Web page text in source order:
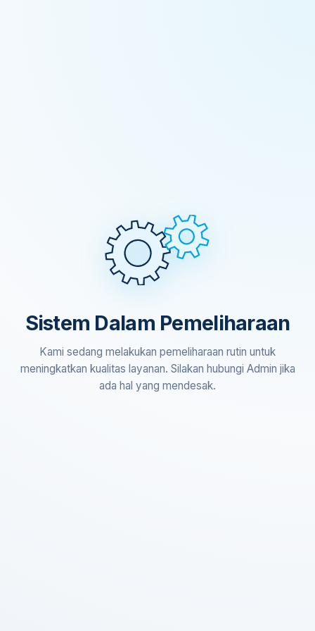
Sistem Dalam Pemeliharaan
Kami sedang melakukan pemeliharaan rutin untuk
meningkatkan kualitas layanan. Silakan hubungi Admin jika
ada hal yang mendesak.